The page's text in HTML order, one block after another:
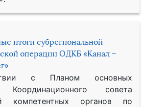
итоги субрегиональной
операции ОДКБ «Канал –
с Планом основных
Координационного совета
компетентных органов по